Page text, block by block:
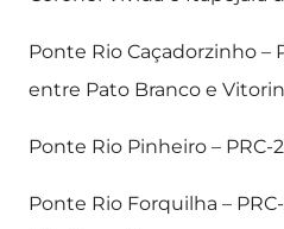
Ponte Rio Caçadorzinho –
entre Pato Branco e
Ponte Rio Pinheiro – PRC-
Ponte Rio Forquilha –